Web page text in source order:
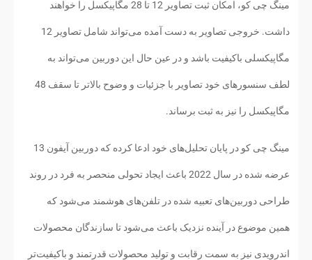
مینگ چی کو، امکان ثبت تصاویر 12 تا 28 مگاپیکسل را خواهند
داشت. خروجی تصاویر به دست آمده می‌تواند شامل تصاویر 12
مگاپیکسلی باکیفیت باشد و در عین حال این دوربین می‌تواند به
لطف سنسورهای خود تصاویر با جزئیات و وضوح بالاتر تا سقف 48
مگاپیکسل را نیز به ثبت برساند.
مینگ چی کو در پایان تحلیل‌های خود ادعا کرده که دوربین آیفون 13
عرضه شده در سال 2022 باعث ایجاد تحولی منحصر به فرد در روند
طراحی دوربین‌های تعبیه شده در تلفن‌های هوشمند می‌شود که
همین موضوع در آینده نزدیک باعث می‌شود تا سازندگان محصولات
اندرویدی نیز به سمت رقابت و تولید محصولات قدرتمند و باکیفیت‌تر